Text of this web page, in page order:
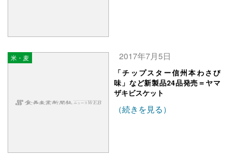
米・麦 2017年7月5日
「チップスター信州本わさび
味」など新製品24品発売＝ヤマ
ザキビスケット
（続きを見る）